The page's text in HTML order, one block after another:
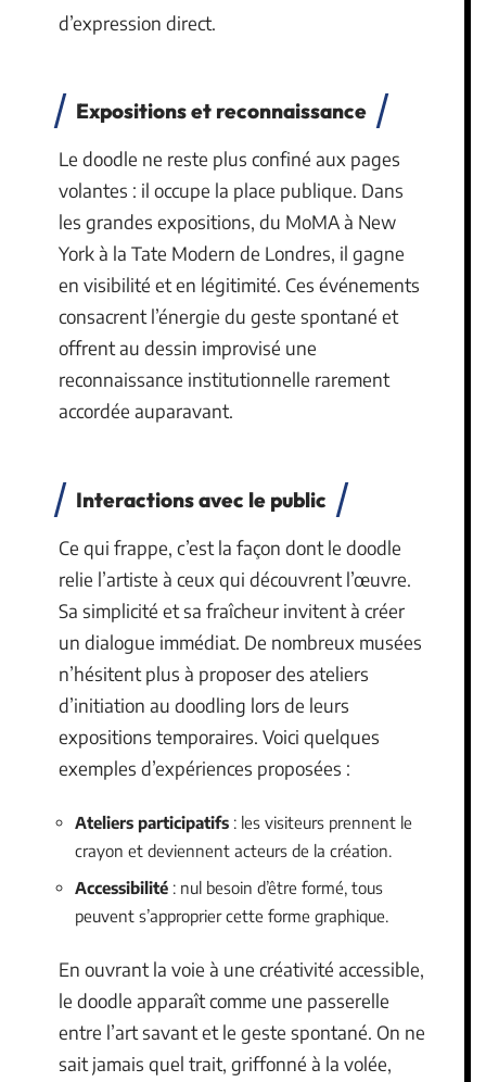
d’expression direct.
Expositions et reconnaissance
Le doodle ne reste plus confiné aux pages
volantes : il occupe la place publique. Dans
les grandes expositions, du MoMA à New
York à la Tate Modern de Londres, il gagne
en visibilité et en légitimité. Ces événements
consacrent l’énergie du geste spontané et
offrent au dessin improvisé une
reconnaissance institutionnelle rarement
accordée auparavant.
Interactions avec le public
Ce qui frappe, c’est la façon dont le doodle
relie l’artiste à ceux qui découvrent l’œuvre.
Sa simplicité et sa fraîcheur invitent à créer
un dialogue immédiat. De nombreux musées
n’hésitent plus à proposer des ateliers
d’initiation au doodling lors de leurs
expositions temporaires. Voici quelques
exemples d’expériences proposées :
Ateliers participatifs : les visiteurs prennent le
crayon et deviennent acteurs de la création.
Accessibilité : nul besoin d’être formé, tous
peuvent s’approprier cette forme graphique.
En ouvrant la voie à une créativité accessible,
le doodle apparaît comme une passerelle
entre l’art savant et le geste spontané. On ne
sait jamais quel trait, griffonné à la volée,